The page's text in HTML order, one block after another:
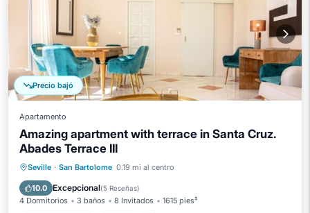
Precio bajó
Apartamento
Amazing apartment with terrace in Santa Cruz.
Abades Terrace III
Seville · San Bartolome 0.19 mi al centro
10.0 Excepcional(5 Reseñas)
4 Dormitorios 3 baños 8 Invitados 1615 pies²
Piscina privada
Piscina
Balcón/Terraza